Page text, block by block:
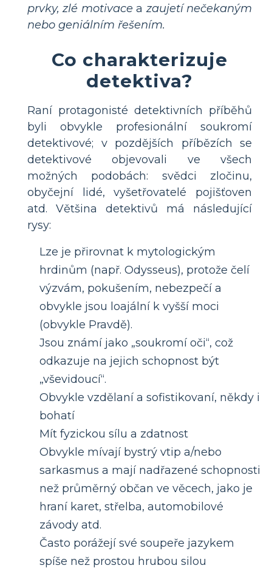
prvky, zlé motivace a zaujetí nečekaným
nebo geniálním řešením.
Co charakterizuje
detektiva?
Raní protagonisté detektivních příběhů
byli obvykle profesionální soukromí
detektivové; v pozdějších příbězích se
detektivové objevovali ve všech
možných podobách: svědci zločinu,
obyčejní lidé, vyšetřovatelé pojišťoven
atd. Většina detektivů má následující
rysy:
Lze je přirovnat k mytologickým
hrdinům (např. Odysseus), protože čelí
výzvám, pokušením, nebezpečí a
obvykle jsou loajální k vyšší moci
(obvykle Pravdě).
Jsou známí jako „soukromí oči“, což
odkazuje na jejich schopnost být
„vševidoucí“.
Obvykle vzdělaní a sofistikovaní, někdy i
bohatí
Mít fyzickou sílu a zdatnost
Obvykle mívají bystrý vtip a/nebo
sarkasmus a mají nadřazené schopnosti
než průměrný občan ve věcech, jako je
hraní karet, střelba, automobilové
závody atd.
Často porážejí své soupeře jazykem
spíše než prostou hrubou silou